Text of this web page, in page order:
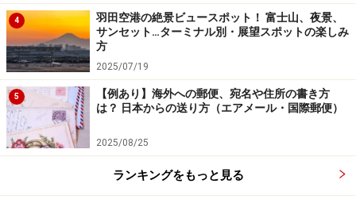
4
羽田空港の絶景ビュースポット！ 富士山、夜景、
サンセット…ターミナル別・展望スポットの楽しみ
方
2025/07/19
5
【例あり】海外への郵便、宛名や住所の書き方
は？ 日本からの送り方（エアメール・国際郵便）
2025/08/25
ランキングをもっと見る